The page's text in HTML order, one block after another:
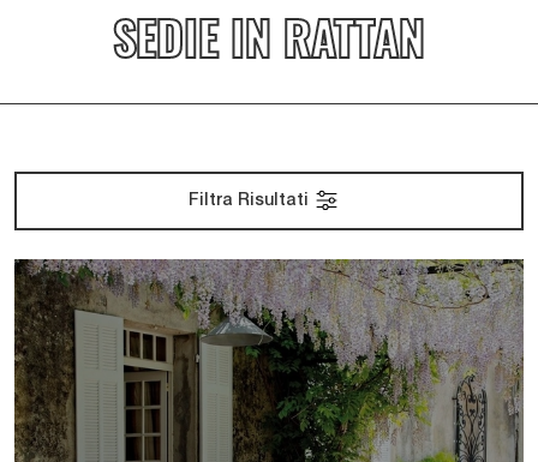
SEDIE IN RATTAN
Filtra Risultati